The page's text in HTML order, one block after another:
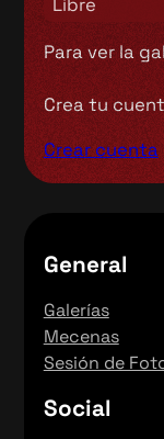
Para ver la
Crea tu
Crear cuenta
General
Galerías
Mecenas
Sesión de
Social